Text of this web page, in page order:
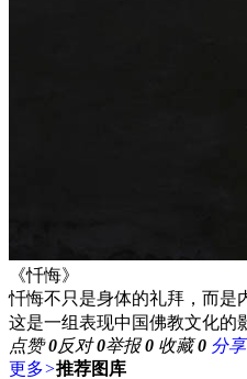
《忏悔》
忏悔不只是身体的礼拜，而是
这是一组表现中国佛教文化的
点赞0反对0举报0 收藏0 分享
更多>推荐图库